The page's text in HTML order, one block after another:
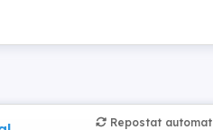
Repostat automat